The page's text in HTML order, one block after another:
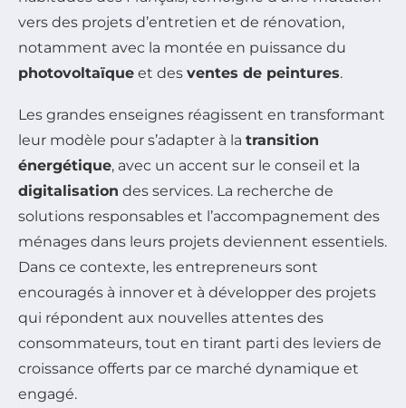
vers des projets d’entretien et de rénovation,
notamment avec la montée en puissance du
photovoltaïque et des ventes de peintures.
Les grandes enseignes réagissent en transformant
leur modèle pour s’adapter à la transition
énergétique, avec un accent sur le conseil et la
digitalisation des services. La recherche de
solutions responsables et l’accompagnement des
ménages dans leurs projets deviennent essentiels.
Dans ce contexte, les entrepreneurs sont
encouragés à innover et à développer des projets
qui répondent aux nouvelles attentes des
consommateurs, tout en tirant parti des leviers de
croissance offerts par ce marché dynamique et
engagé.